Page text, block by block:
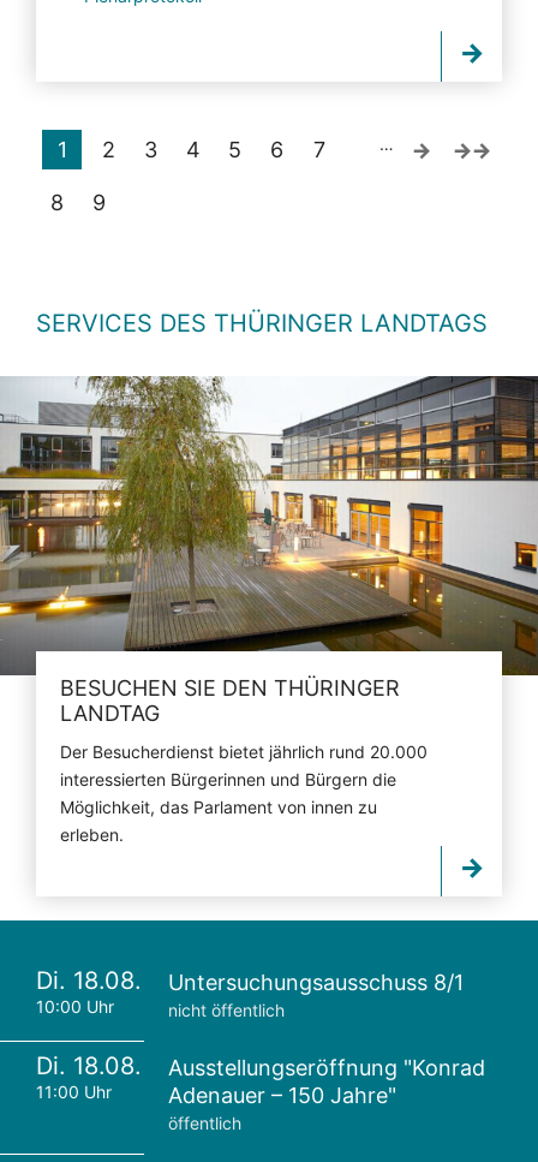
1 2 3 4 5 6 7
8 9
…
SERVICES DES THÜRINGER LANDTAGS
BESUCHEN SIE DEN THÜRINGER
LANDTAG
Der Besucherdienst bietet jährlich rund 20.000
interessierten Bürgerinnen und Bürgern die
Möglichkeit, das Parlament von innen zu
erleben.
Di. 18.08.
10:00 Uhr
Untersuchungsausschuss 8/1
nicht öffentlich
Di. 18.08.
11:00 Uhr
Ausstellungseröffnung "Konrad
Adenauer – 150 Jahre"
öffentlich